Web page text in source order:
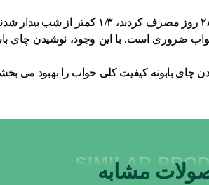
خواب ضروری است. با این وجود، نوشیدن چای
چای بابونه کیفیت کلی خواب را بهبود می
SIMILAR
مشابه